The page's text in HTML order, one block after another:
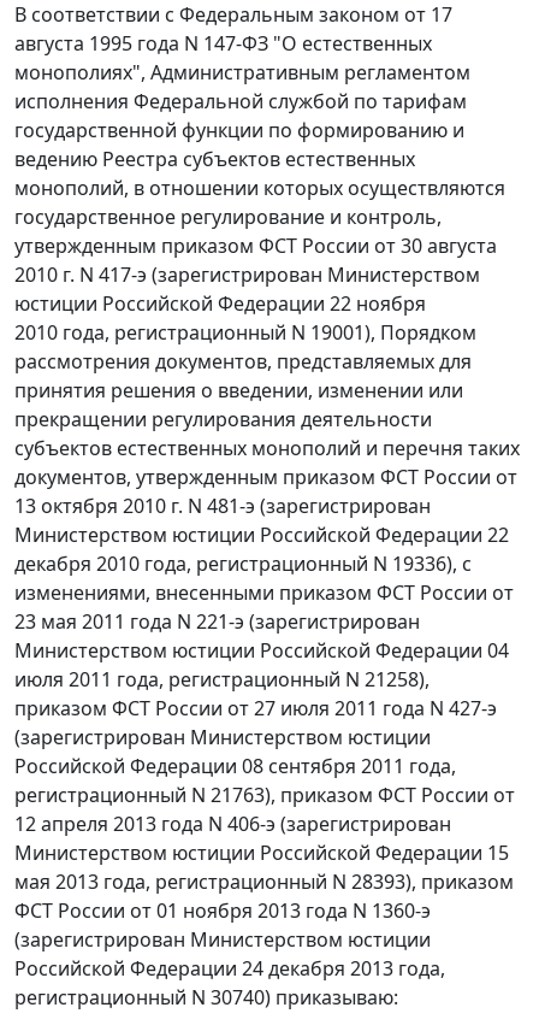
В соответствии с Федеральным законом от 17
августа 1995 года N 147-ФЗ "О естественных
монополиях", Административным регламентом
исполнения Федеральной службой по тарифам
государственной функции по формированию и
ведению Реестра субъектов естественных
монополий, в отношении которых осуществляются
государственное регулирование и контроль,
утвержденным приказом ФСТ России от 30 августа
2010 г. N 417-э (зарегистрирован Министерством
юстиции Российской Федерации 22 ноября
2010 года, регистрационный N 19001), Порядком
рассмотрения документов, представляемых для
принятия решения о введении, изменении или
прекращении регулирования деятельности
субъектов естественных монополий и перечня таких
документов, утвержденным приказом ФСТ России от
13 октября 2010 г. N 481-э (зарегистрирован
Министерством юстиции Российской Федерации 22
декабря 2010 года, регистрационный N 19336), с
изменениями, внесенными приказом ФСТ России от
23 мая 2011 года N 221-э (зарегистрирован
Министерством юстиции Российской Федерации 04
июля 2011 года, регистрационный N 21258),
приказом ФСТ России от 27 июля 2011 года N 427-э
(зарегистрирован Министерством юстиции
Российской Федерации 08 сентября 2011 года,
регистрационный N 21763), приказом ФСТ России от
12 апреля 2013 года N 406-э (зарегистрирован
Министерством юстиции Российской Федерации 15
мая 2013 года, регистрационный N 28393), приказом
ФСТ России от 01 ноября 2013 года N 1360-э
(зарегистрирован Министерством юстиции
Российской Федерации 24 декабря 2013 года,
регистрационный N 30740) приказываю: